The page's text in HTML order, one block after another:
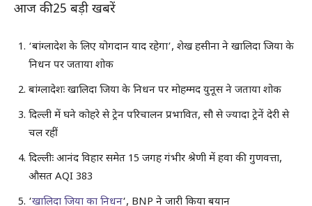
आज की 25 बड़ी खबरें
‘बांग्लादेश के लिए योगदान याद रहेगा’, शेख हसीना ने खालिदा जिया के
निधन पर जताया शोक
बांग्लादेशः खालिदा जिया के निधन पर मोहम्मद युनूस ने जताया शोक
दिल्ली में घने कोहरे से ट्रेन परिचालन प्रभावित, सौ से ज्यादा ट्रेनें देरी से
चल रहीं
दिल्लीः आनंद विहार समेत 15 जगह गंभीर श्रेणी में हवा की गुणवत्ता,
औसत AQI 383
‘खालिदा जिया का निधन‘, BNP ने जारी किया बयान